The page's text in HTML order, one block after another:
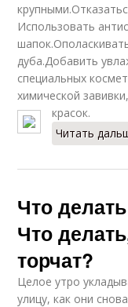
Использовать
дуба.Добавить
специальных
химической
красок.
Читать
Что
Что
торчат?
Целое утро
улицу, как они